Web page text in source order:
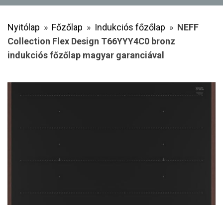
Nyitólap » Főzőlap » Indukciós főzőlap » NEFF
Collection Flex Design T66YYY4C0 bronz
indukciós főzőlap magyar garanciával